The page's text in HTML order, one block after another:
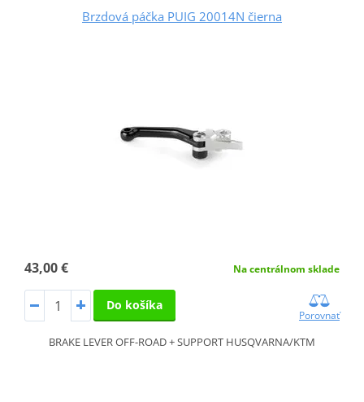
Brzdová páčka PUIG 20014N čierna
43,00 € Na centrálnom sklade
Do košíka
Porovnať
BRAKE LEVER OFF-ROAD + SUPPORT HUSQVARNA/KTM